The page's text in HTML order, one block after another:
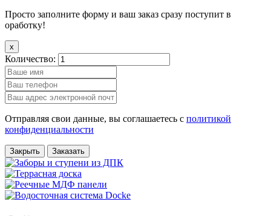
Просто заполните форму и ваш заказ сразу поступит в
оработку!
x
Количество:
Отправляя свои данные, вы соглашаетесь с политикой
конфиденциальности
Закрыть Заказать